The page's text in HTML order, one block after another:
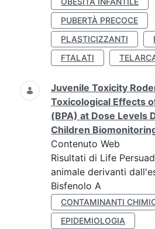
PUBERTÀ PRECOCE
PLASTICIZZANTI
FTALATI
Juvenile Toxicity
Toxicological Effects
(BPA) at Dose Levels
Children
Contenuto Web
Risultati di Life
animale derivanti
Bisfenolo A
CONTAMINANTI
EPIDEMIOLOGIA